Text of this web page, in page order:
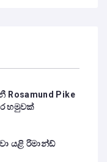
Rosamund Pike
හමුවක්
යළි රිමාන්ඩ්